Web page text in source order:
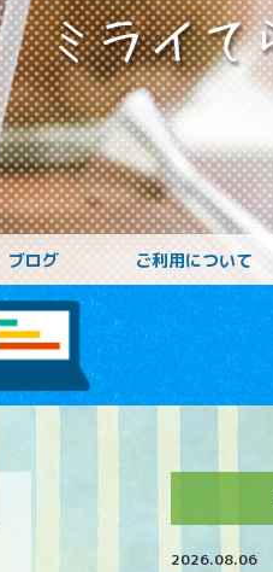
ブログ ご利用について
2026.08.06